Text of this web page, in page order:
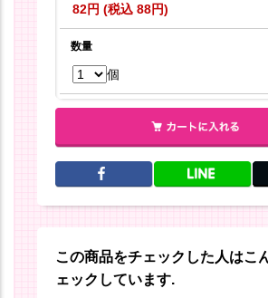
82円 (税込 88円)
数量
個
この商品をチェックした人はこ
ェックしています.